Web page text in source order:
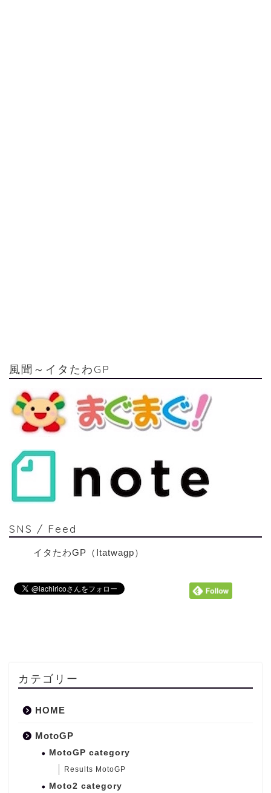
風聞～イタたわGP
SNS / Feed
イタたわGP（Itatwagp）
カテゴリー
HOME
MotoGP
MotoGP category
Results MotoGP
Moto2 category